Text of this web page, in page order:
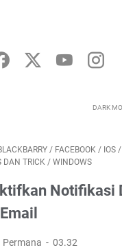
/ FACEBOOK / IOS /
DAN TRICK / WINDOWS
Notifikasi
Permana 03.32